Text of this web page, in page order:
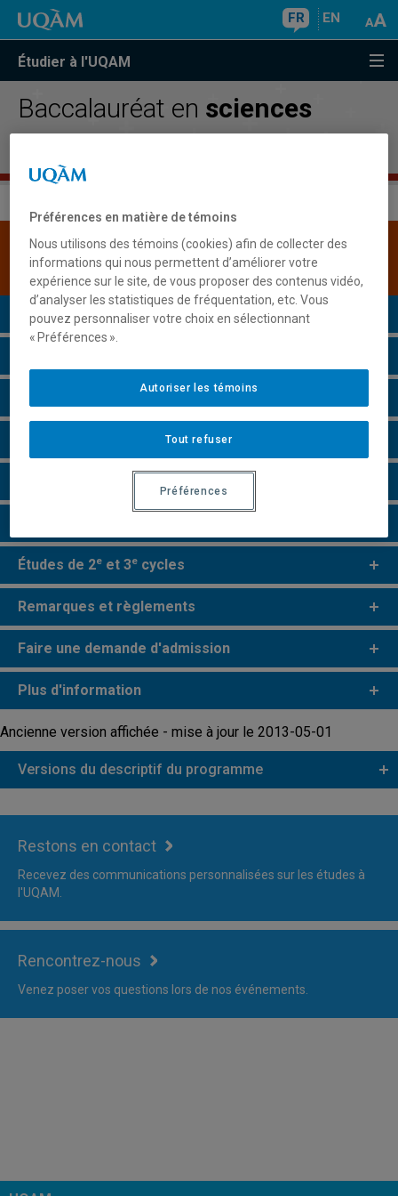
FR EN
Étudier à l'UQAM
Baccalauréat en sciences
Une version plus récente de ce programme est
disponible.Cliquez ici pour la consulter.
Présentation du programme
Cours à suivre et horaires
Grille de cheminement
Études de 2e et 3e cycles
Remarques et règlements
Faire une demande d'admission
Plus d'information
Ancienne version affichée - mise à jour le 2013-05-01
Versions du descriptif du programme
Restons en contact
Recevez des communications personnalisées sur les études à
l'UQAM.
Rencontrez-nous
Venez poser vos questions lors de nos événements.
Préférences en matière de témoins
Nous utilisons des témoins (cookies) afin de collecter des
informations qui nous permettent d’améliorer votre
expérience sur le site, de vous proposer des contenus vidéo,
d’analyser les statistiques de fréquentation, etc. Vous
pouvez personnaliser votre choix en sélectionnant
« Préférences ».
Tout refuser
Autoriser les témoins
Préférences